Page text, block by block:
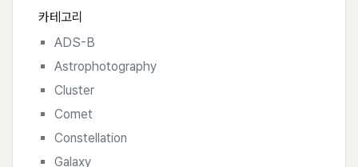
카테고리
ADS-B
Astrophotography
Cluster
Comet
Constellation
Galaxy